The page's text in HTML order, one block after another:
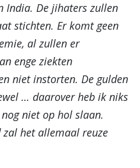
India. De jihaters zullen
stichten. Er komt geen
al zullen er
enge ziekten
niet instorten. De gulden
… daarover heb ik niks
niet op hol slaan.
het allemaal reuze